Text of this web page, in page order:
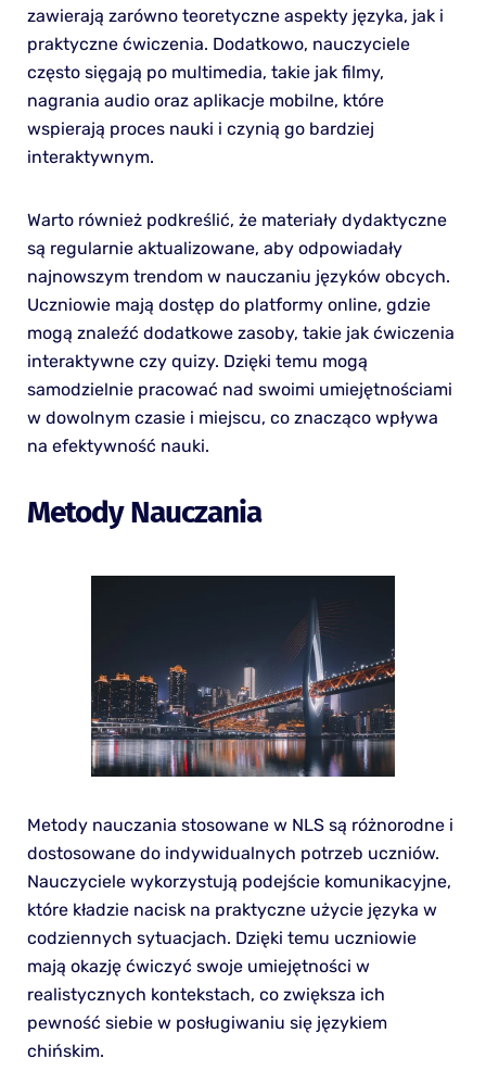
zawierają zarówno teoretyczne aspekty języka, jak i
praktyczne ćwiczenia. Dodatkowo, nauczyciele
często sięgają po multimedia, takie jak filmy,
nagrania audio oraz aplikacje mobilne, które
wspierają proces nauki i czynią go bardziej
interaktywnym.
Warto również podkreślić, że materiały dydaktyczne
są regularnie aktualizowane, aby odpowiadały
najnowszym trendom w nauczaniu języków obcych.
Uczniowie mają dostęp do platformy online, gdzie
mogą znaleźć dodatkowe zasoby, takie jak ćwiczenia
interaktywne czy quizy. Dzięki temu mogą
samodzielnie pracować nad swoimi umiejętnościami
w dowolnym czasie i miejscu, co znacząco wpływa
na efektywność nauki.
Metody Nauczania
Metody nauczania stosowane w NLS są różnorodne i
dostosowane do indywidualnych potrzeb uczniów.
Nauczyciele wykorzystują podejście komunikacyjne,
które kładzie nacisk na praktyczne użycie języka w
codziennych sytuacjach. Dzięki temu uczniowie
mają okazję ćwiczyć swoje umiejętności w
realistycznych kontekstach, co zwiększa ich
pewność siebie w posługiwaniu się językiem
chińskim.